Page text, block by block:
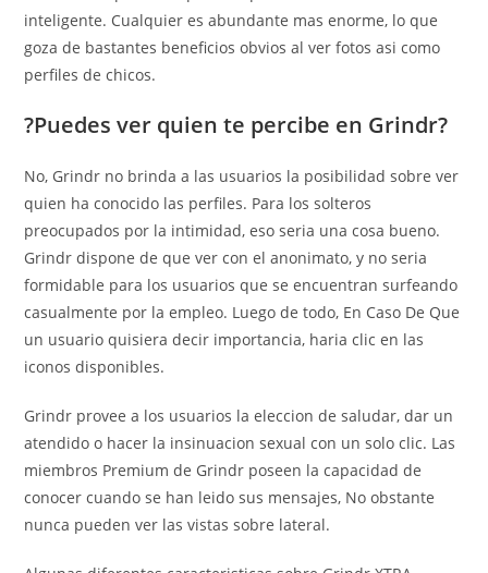
inteligente. Cualquier es abundante mas enorme, lo que
goza de bastantes beneficios obvios al ver fotos asi­ como
perfiles de chicos.
?Puedes ver quien te percibe en Grindr?
No, Grindr no brinda a las usuarios la posibilidad sobre ver
quien ha conocido las perfiles. Para los solteros
preocupados por la intimidad, eso seri­a una cosa bueno.
Grindr dispone de que ver con el anonimato, y no seri­a
formidable para los usuarios que se encuentran surfeando
casualmente por la empleo. Luego de todo, En Caso De Que
un usuario quisiera decir importancia, haria clic en las
iconos disponibles.
Grindr provee a los usuarios la eleccion de saludar, dar un
atendido o hacer la insinuacion sexual con un solo clic. Las
miembros Premium de Grindr poseen la capacidad de
conocer cuando se han leido sus mensajes, No obstante
nunca pueden ver las vistas sobre lateral.